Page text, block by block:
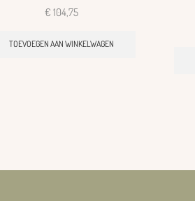
€ 104,75
TOEVOEGEN AAN WINKELWAGEN